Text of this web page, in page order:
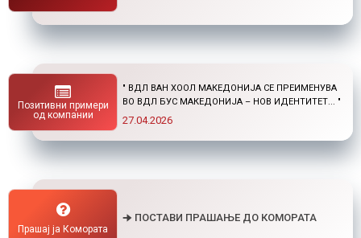
Позитивни примери
од компании
ПОСТДИПЛОМСКИ СТУДИИ ДОМА И ВО
СТРАНСТВО "
01.04.2026
Прашај ја Комората
🠊 ПОСТАВИ ПРАШАЊЕ ДО КОМОРАТА